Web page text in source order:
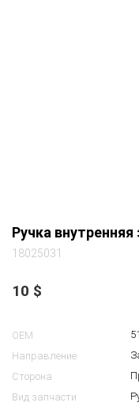
Ручка внутренняя
18025031
10 $
OEM
Направление
Сторона
Вид запчасти